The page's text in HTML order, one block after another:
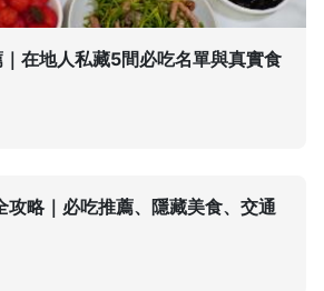
在地人私藏5間必吃名單與真實食
攻略｜必吃推薦、隱藏美食、交通